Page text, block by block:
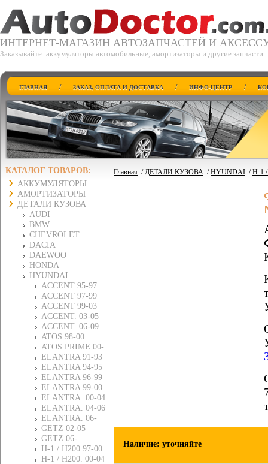
ИНТЕРНЕТ-МАГАЗИН АВТОЗАПЧАСТЕЙ И
Заказывайте: аккумуляторы автомобильные, амортизаторы и другие запчасти
ГЛАВНАЯ / ЗАКАЗ, ОПЛАТА И ДОСТАВКА / ИНФО-ЦЕНТР /
КАТАЛОГ ТОВАРОВ:
АККУМУЛЯТОРЫ
АМОРТИЗАТОРЫ
ДЕТАЛИ КУЗОВА
AUDI
BMW
CHEVROLET
DACIA
DAEWOO
HONDA
HYUNDAI
ACCENT 95-97
ACCENT 97-99
ACCENT 99-03
ACCENT. 03-05
ACCENT. 06-09
ATOS 98-00
ATOS PRIME 00-
ELANTRA 91-93
ELANTRA 94-95
ELANTRA 96-99
ELANTRA 99-00
ELANTRA. 00-04
ELANTRA. 04-06
ELANTRA. 06-
GETZ 02-05
GETZ 06-
H-1 / H200 97-00
H-1 / H200. 00-04
Главная /ДЕТАЛИ КУЗОВА /HYUNDAI /H-1
Наличие: уточняйте